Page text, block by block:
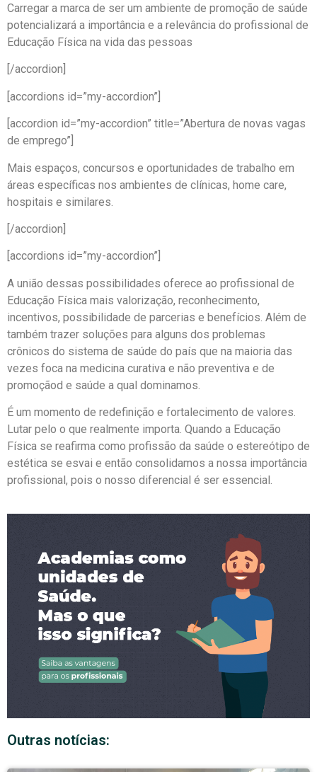
Carregar a marca de ser um ambiente de promoção de saúde
potencializará a importância e a relevância do profissional de
Educação Física na vida das pessoas
[/accordion]
[accordions id=”my-accordion”]
[accordion id=”my-accordion” title=”Abertura de novas vagas
de emprego”]
Mais espaços, concursos e oportunidades de trabalho em
áreas específicas nos ambientes de clínicas, home care,
hospitais e similares.
[/accordion]
[accordions id=”my-accordion”]
A união dessas possibilidades oferece ao profissional de
Educação Física mais valorização, reconhecimento,
incentivos, possibilidade de parcerias e benefícios. Além de
também trazer soluções para alguns dos problemas
crônicos do sistema de saúde do país que na maioria das
vezes foca na medicina curativa e não preventiva e de
promoçãod e saúde a qual dominamos.
É um momento de redefinição e fortalecimento de valores.
Lutar pelo o que realmente importa. Quando a Educação
Física se reafirma como profissão da saúde o estereótipo de
estética se esvai e então consolidamos a nossa importância
profissional, pois o nosso diferencial é ser essencial.
Outras notícias: